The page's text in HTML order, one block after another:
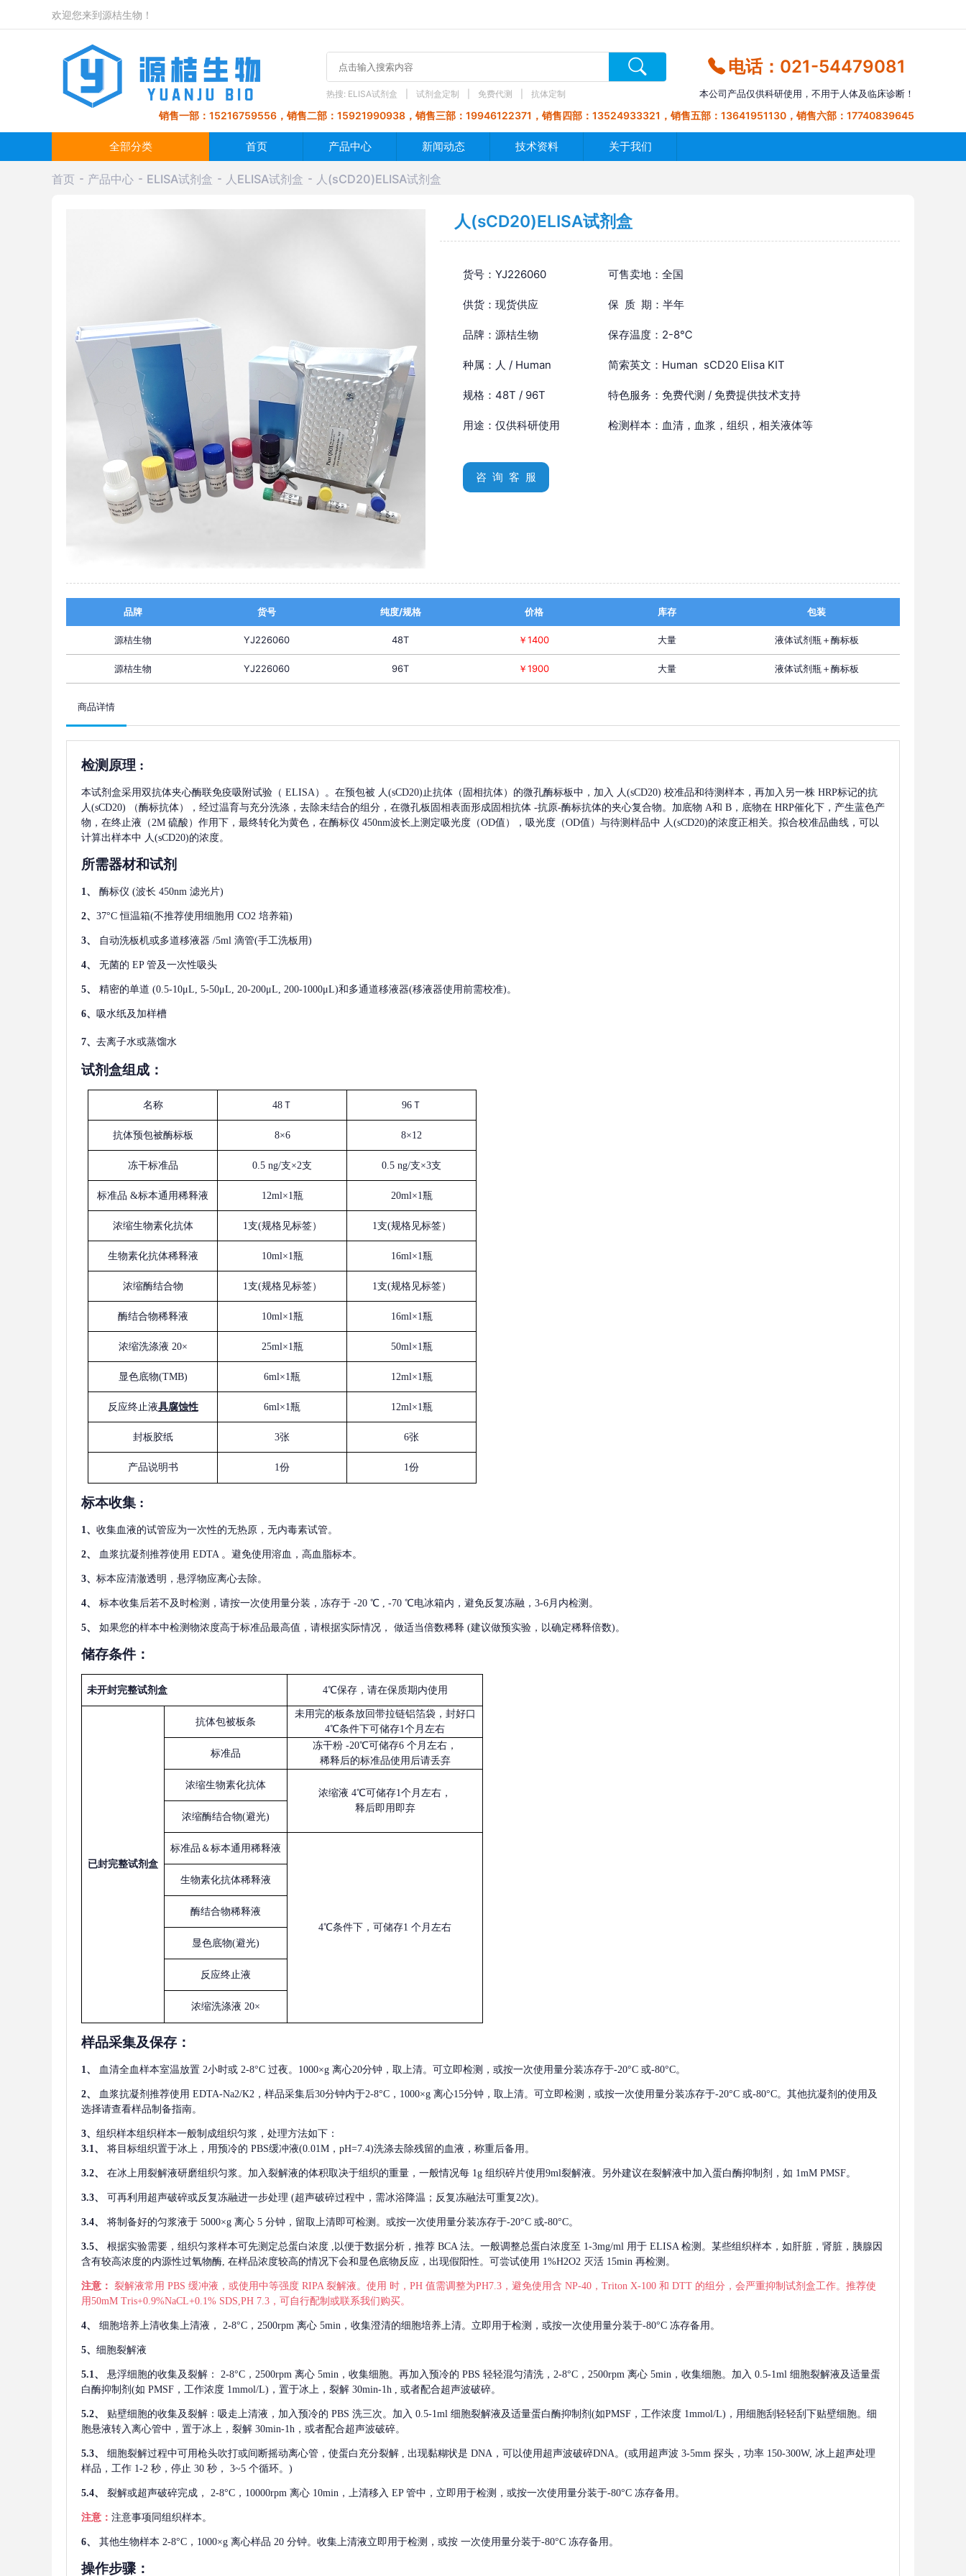
欢迎您来到源桔生物！
热搜: ELISA试剂盒 试剂盒定制 免费代测 抗体定制
电话：021-54479081
本公司产品仅供科研使用，不用于人体及临床诊断！
销售一部：15216759556，销售二部：15921990938，销售三部：19946122371，销售四部：13524933321，销售五部：13641951130，销售六部：17740839645
全部分类 首页 产品中心 新闻动态 技术资料 关于我们
首页 产品中心 ELISA试剂盒 人ELISA试剂盒 人(sCD20)ELISA试剂盒
人(sCD20)ELISA试剂盒
货号：YJ226060 可售卖地：全国
供货：现货供应 保 质 期：半年
品牌：源桔生物 保存温度：2-8℃
种属：人 / Human 简索英文：Human sCD20 Elisa KIT
规格：48T / 96T 特色服务：免费代测 / 免费提供技术支持
用途：仅供科研使用 检测样本：血清，血浆，组织，相关液体等
咨 询 客 服
品牌 货号 纯度/规格 价格 库存 包装
源桔生物 YJ226060 48T ￥1400 大量 液体试剂瓶＋酶标板
源桔生物 YJ226060 96T ￥1900 大量 液体试剂瓶＋酶标板
商品详情
检测原理 :
本试剂盒采用双抗体夹心酶联免疫吸附试验（ ELISA）。在预包被 人(sCD20)止抗体（固相抗体）的微孔酶标板中，加入 人(sCD20) 校准品和待测样本，再加入另一株 HRP标记的抗
人(sCD20)
（酶标抗体），经过温育与充分洗涤，去除未结合的组分，在微孔板固相表面形成固相抗体 -抗原-酶标抗体的夹心复合物。加底物 A和 B，底物在 HRP催化下，产生蓝色产
物，在终止液（2M 硫酸）作用下，最终转化为黄色，在酶标仪 450nm波长上测定吸光度（OD值），吸光度（OD值）与待测样品中 人(sCD20)的浓度正相关。拟合校准品曲线，可以
计算出样本中 人(sCD20)的浓度。
所需器材和试剂
1、 酶标仪 (波长 450nm 滤光片)
2、 37°C 恒温箱(不推荐使用细胞用 CO2 培养箱)
3、 自动洗板机或多道移液器 /5ml 滴管(手工洗板用)
4、 无菌的 EP 管及一次性吸头
5、 精密的单道 (0.5-10μL, 5-50μL, 20-200μL, 200-1000μL)和多通道移液器(移液器使用前需校准)。
6、 吸水纸及加样槽
7、 去离子水或蒸馏水
试剂盒组成：
名称 48Ｔ 96Ｔ
抗体预包被酶标板 8×6 8×12
冻干标准品 0.5 ng/支×2支 0.5 ng/支×3支
标准品 &标本通用稀释液 12ml×1瓶 20ml×1瓶
浓缩生物素化抗体 1支(规格见标签） 1支(规格见标签）
生物素化抗体稀释液 10ml×1瓶 16ml×1瓶
浓缩酶结合物 1支(规格见标签） 1支(规格见标签）
酶结合物稀释液 10ml×1瓶 16ml×1瓶
浓缩洗涤液 20× 25ml×1瓶 50ml×1瓶
显色底物(TMB) 6ml×1瓶 12ml×1瓶
反应终止液具腐蚀性 6ml×1瓶 12ml×1瓶
封板胶纸 3张 6张
产品说明书 1份 1份
标本收集 :
1、 收集血液的试管应为一次性的无热原，无内毒素试管。
2、 血浆抗凝剂推荐使用 EDTA 。避免使用溶血，高血脂标本。
3、 标本应清澈透明，悬浮物应离心去除。
4、 标本收集后若不及时检测，请按一次使用量分装，冻存于 -20 ℃ , -70 ℃电冰箱内，避免反复冻融，3-6月内检测。
5、 如果您的样本中检测物浓度高于标准品最高值，请根据实际情况， 做适当倍数稀释 (建议做预实验，以确定稀释倍数)。
储存条件：
未开封完整试剂盒 4℃保存，请在保质期内使用
已封完整试剂盒
抗体包被板条
未用完的板条放回带拉链铝箔袋，封好口
4℃条件下可储存1个月左右
标准品
冻干粉 -20℃可储存6 个月左右，
稀释后的标准品使用后请丢弃
浓缩生物素化抗体
浓缩液 4℃可储存1个月左右，
释后即用即弃
浓缩酶结合物(避光)
标准品＆标本通用稀释液
4℃条件下，可储存1 个月左右
生物素化抗体稀释液
酶结合物稀释液
显色底物(避光)
反应终止液
浓缩洗涤液 20×
样品采集及保存 ：
1、 血清全血样本室温放置 2小时或 2-8°C 过夜。1000×g 离心20分钟，取上清。可立即检测，或按一次使用量分装冻存于-20°C 或-80°C。
2、 血浆抗凝剂推荐使用 EDTA-Na2/K2，样品采集后30分钟内于2-8°C，1000×g 离心15分钟，取上清。可立即检测，或按一次使用量分装冻存于-20°C 或-80°C。其他抗凝剂的使用及
选择请查看样品制备指南。
3、 组织样本组织样本一般制成组织匀浆，处理方法如下：
3.1、
将目标组织置于冰上，用预冷的 PBS缓冲液(0.01M，pH=7.4)洗涤去除残留的血液，称重后备用。
3.2、 在冰上用裂解液研磨组织匀浆。加入裂解液的体积取决于组织的重量，一般情况每 1g 组织碎片使用9ml裂解液。另外建议在裂解液中加入蛋白酶抑制剂，如 1mM PMSF。
3.3、 可再利用超声破碎或反复冻融进一步处理 (超声破碎过程中，需冰浴降温；反复冻融法可重复2次)。
3.4、 将制备好的匀浆液于 5000×g 离心 5 分钟，留取上清即可检测。或按一次使用量分装冻存于-20°C 或-80°C。
3.5、 根据实验需要，组织匀浆样本可先测定总蛋白浓度 ,以便于数据分析，推荐 BCA 法。一般调整总蛋白浓度至 1-3mg/ml 用于 ELISA 检测。某些组织样本，如肝脏，肾脏，胰腺因
含有较高浓度的内源性过氧物酶, 在样品浓度较高的情况下会和显色底物反应，出现假阳性。可尝试使用 1%H2O2 灭活 15min 再检测。
注意： 裂解液常用 PBS 缓冲液，或使用中等强度 RIPA 裂解液。使用 时，PH 值需调整为PH7.3，避免使用含 NP-40，Triton X-100 和 DTT 的组分，会严重抑制试剂盒工作。推荐使
用50mM Tris+0.9%NaCL+0.1% SDS,PH 7.3，可自行配制或联系我们购买。
4、 细胞培养上清收集上清液， 2-8°C，2500rpm 离心 5min，收集澄清的细胞培养上清。立即用于检测，或按一次使用量分装于-80°C 冻存备用。
5、 细胞裂解液
5.1、 悬浮细胞的收集及裂解：
2-8°C，2500rpm 离心 5min，收集细胞。再加入预冷的 PBS 轻轻混匀清洗，2-8°C，2500rpm 离心 5min，收集细胞。加入 0.5-1ml 细胞裂解液及适量蛋
白酶抑制剂(如 PMSF，工作浓度 1mmol/L)，置于冰上，裂解 30min-1h , 或者配合超声波破碎。
5.2、 贴壁细胞的收集及裂解：吸走上清液，加入预冷的 PBS 洗三次。加入 0.5-1ml 细胞裂解液及适量蛋白酶抑制剂(如PMSF，工作浓度 1mmol/L)，用细胞刮轻轻刮下贴壁细胞。细
胞悬液转入离心管中，置于冰上，裂解 30min-1h，或者配合超声波破碎。
5.3、 细胞裂解过程中可用枪头吹打或间断摇动离心管，使蛋白充分裂解 , 出现黏糊状是 DNA，可以使用超声波破碎DNA。(或用超声波 3-5mm 探头，功率 150-300W, 冰上超声处理
样品，工作 1-2 秒，停止 30 秒， 3~5 个循环。)
5.4、 裂解或超声破碎完成， 2-8°C，10000rpm 离心 10min，上清移入 EP 管中，立即用于检测，或按一次使用量分装于-80°C 冻存备用。
注意： 注意事项同组织样本。
6、 其他生物样本 2-8°C，1000×g 离心样品 20 分钟。收集上清液立即用于检测，或按 一次使用量分装于-80°C 冻存备用。
操作步骤：